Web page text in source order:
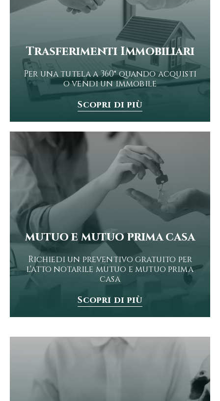
Trasferimenti Immobiliari
Per una tutela a 360° quando acquisti
o vendi un immobile
Scopri di più
mutuo e mutuo prima casa
Richiedi un preventivo gratuito per
l'atto notarile mutuo e mutuo prima
casa
Scopri di più